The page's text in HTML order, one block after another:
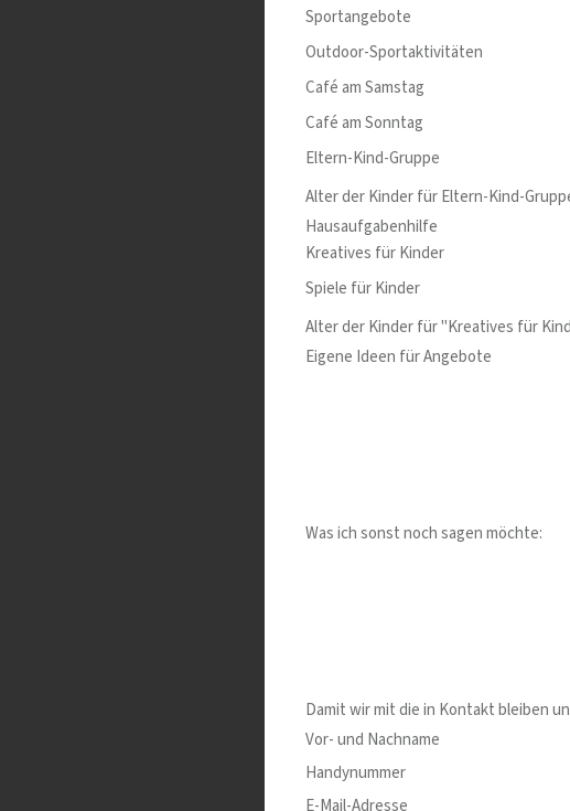
Sportangebote
Outdoor-Sportaktivitäten
Café am Samstag
Café am Sonntag
Eltern-Kind-Gruppe
Alter der Kinder für Eltern-Kind-
Hausaufgabenhilfe
Kreatives für Kinder
Spiele für Kinder
Alter der Kinder für "Kreatives für
Eigene Ideen für Angebote
Was ich sonst noch sagen möchte:
Damit wir mit die in Kontakt bleiben
Vor- und Nachname
Handynummer
E-Mail-Adresse